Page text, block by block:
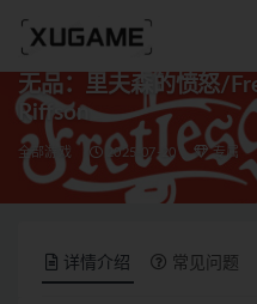
无品：里夫森的愤怒/
Riffson
全部游戏 2025-07-20 专属
详情介绍 常见问题